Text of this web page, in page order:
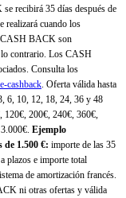
recibirá 35 días después de
realizará cuando los
CASH BACK son
lo contrario. Los CASH
Consulta los
cashback. Oferta válida hasta
6, 10, 12, 18, 24, 36 y 48
120€, 200€, 240€, 360€,
Ejemplo
de 1.500 €: importe de las 35
plazos e importe total
de amortización francés.
ni otras ofertas y válida